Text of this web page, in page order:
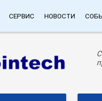
СЕРВИС НОВОСТИ